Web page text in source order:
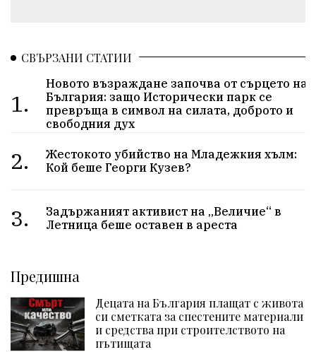
СВЪРЗАНИ СТАТИИ
1.
Новото възраждане започва от сърцето на
България: защо Исторически парк се
превръща в символ на силата, доброто и
свободния дух
2.
Жестокото убийство на Младежкия хълм:
Кой беше Георги Кузев?
3.
Задържаният активист на „Величие“ в
Летница беше оставен в ареста
Предишна
Децата на България плащат с живота
си сметката за спестените материали
и средства при строителството на
пътищата